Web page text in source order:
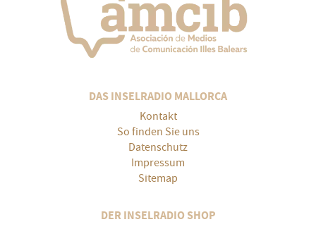
DAS INSELRADIO MALLORCA
Kontakt
So finden Sie uns
Datenschutz
Impressum
Sitemap
DER INSELRADIO SHOP